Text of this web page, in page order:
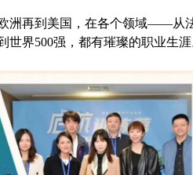
洲再到美国，在各个领域——从
界500强，都有璀璨的职业生涯